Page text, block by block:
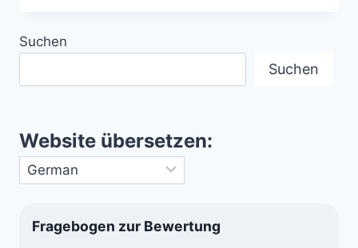
Suchen
Suchen
Website übersetzen:
Fragebogen zur Bewertung